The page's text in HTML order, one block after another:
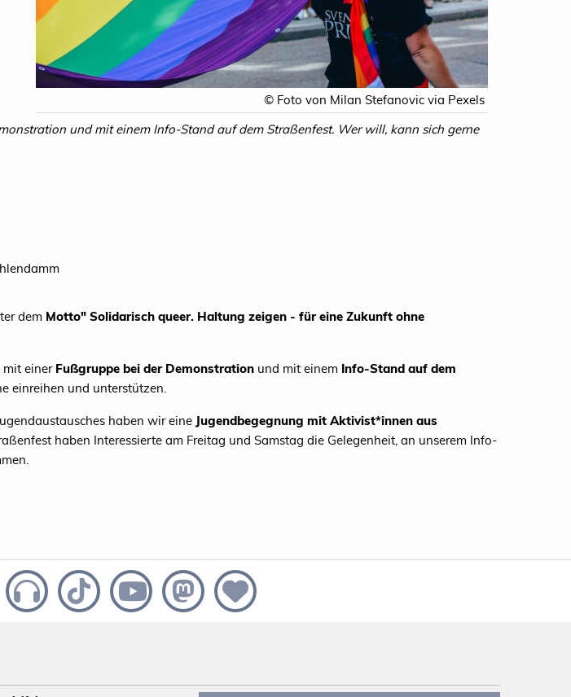
© Foto von Milan Stefanovic via Pexels
und mit einem Info-Stand auf dem Straßenfest. Wer will, kann sich gerne
dem Motto" Solidarisch queer. Haltung zeigen - für eine Zukunft ohne
mit einer Fußgruppe bei der Demonstration und mit einem Info-Stand auf dem
einreihen und unterstützen.
haben wir eine Jugendbegegnung mit Aktivist*innen aus
haben Interessierte am Freitag und Samstag die Gelegenheit, an unserem Info-